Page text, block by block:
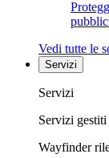
Vedi tutte le
Servizi
Servizi
Servizi gestiti
Wayfinder